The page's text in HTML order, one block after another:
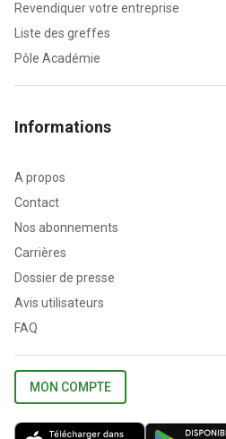
Revendiquer votre entreprise
Liste des greffes
Pôle Académie
Informations
A propos
Contact
Nos abonnements
Carrières
Dossier de presse
Avis utilisateurs
FAQ
MON COMPTE